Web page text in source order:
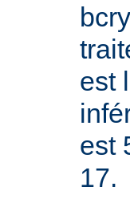
est
est
17.